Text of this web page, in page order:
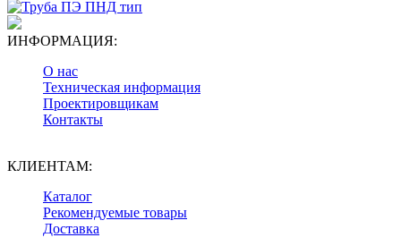
ИНФОРМАЦИЯ:
О нас
Техническая информация
Проектировщикам
Контакты
КЛИЕНТАМ:
Каталог
Рекомендуемые товары
Доставка